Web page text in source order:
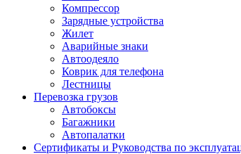
Компрессор
Зарядные устройства
Жилет
Аварийные знаки
Автоодеяло
Коврик для телефона
Лестницы
Перевозка грузов
Автобоксы
Багажники
Автопалатки
Сертификаты и Руководства по